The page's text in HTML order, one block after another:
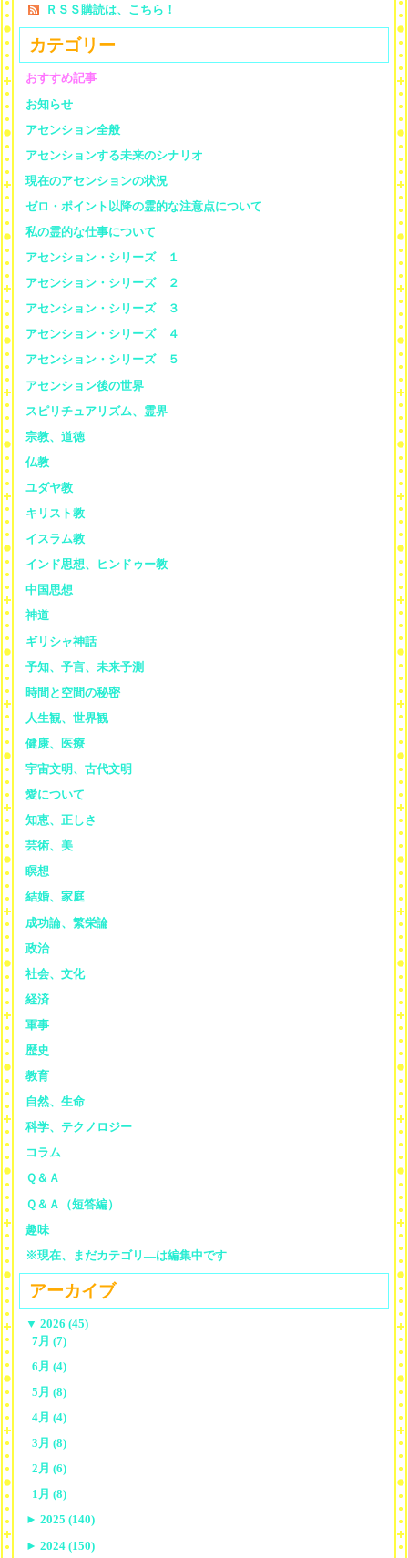
ＲＳＳ購読は、こちら！
カテゴリー
おすすめ記事
お知らせ
アセンション全般
アセンションする未来のシナリオ
現在のアセンションの状況
ゼロ・ポイント以降の霊的な注意点について
私の霊的な仕事について
アセンション・シリーズ １
アセンション・シリーズ ２
アセンション・シリーズ ３
アセンション・シリーズ ４
アセンション・シリーズ ５
アセンション後の世界
スピリチュアリズム、霊界
宗教、道徳
仏教
ユダヤ教
キリスト教
イスラム教
インド思想、ヒンドゥー教
中国思想
神道
ギリシャ神話
予知、予言、未来予測
時間と空間の秘密
人生観、世界観
健康、医療
宇宙文明、古代文明
愛について
知恵、正しさ
芸術、美
瞑想
結婚、家庭
成功論、繁栄論
政治
社会、文化
経済
軍事
歴史
教育
自然、生命
科学、テクノロジー
コラム
Ｑ＆Ａ
Ｑ＆Ａ（短答編）
趣味
※現在、まだカテゴリ—は編集中です
アーカイブ
▼ 2026 (45)
7月 (7)
6月 (4)
5月 (8)
4月 (4)
3月 (8)
2月 (6)
1月 (8)
► 2025 (140)
► 2024 (150)